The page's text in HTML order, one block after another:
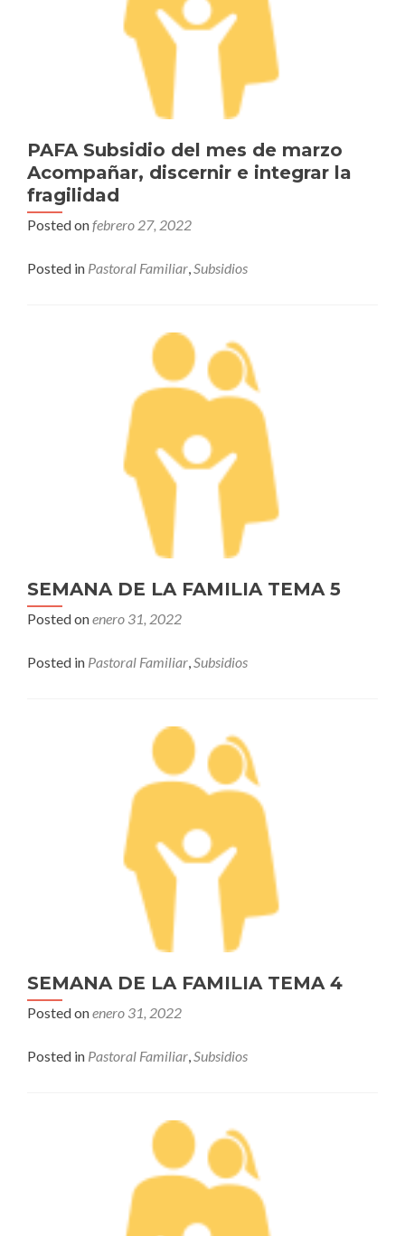
PAFA Subsidio del mes de marzo
Acompañar, discernir e integrar la
fragilidad
Posted onfebrero 27, 2022
Posted in Pastoral Familiar,Subsidios
SEMANA DE LA FAMILIA TEMA 5
Posted onenero 31, 2022
Posted in Pastoral Familiar,Subsidios
SEMANA DE LA FAMILIA TEMA 4
Posted onenero 31, 2022
Posted in Pastoral Familiar,Subsidios